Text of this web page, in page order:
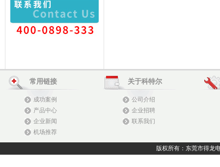
常用链接
成功案例
产品中心
企业新闻
机场推荐
关于科特尔
公司介绍
企业招聘
联系我们
版权所有：东莞市得龙